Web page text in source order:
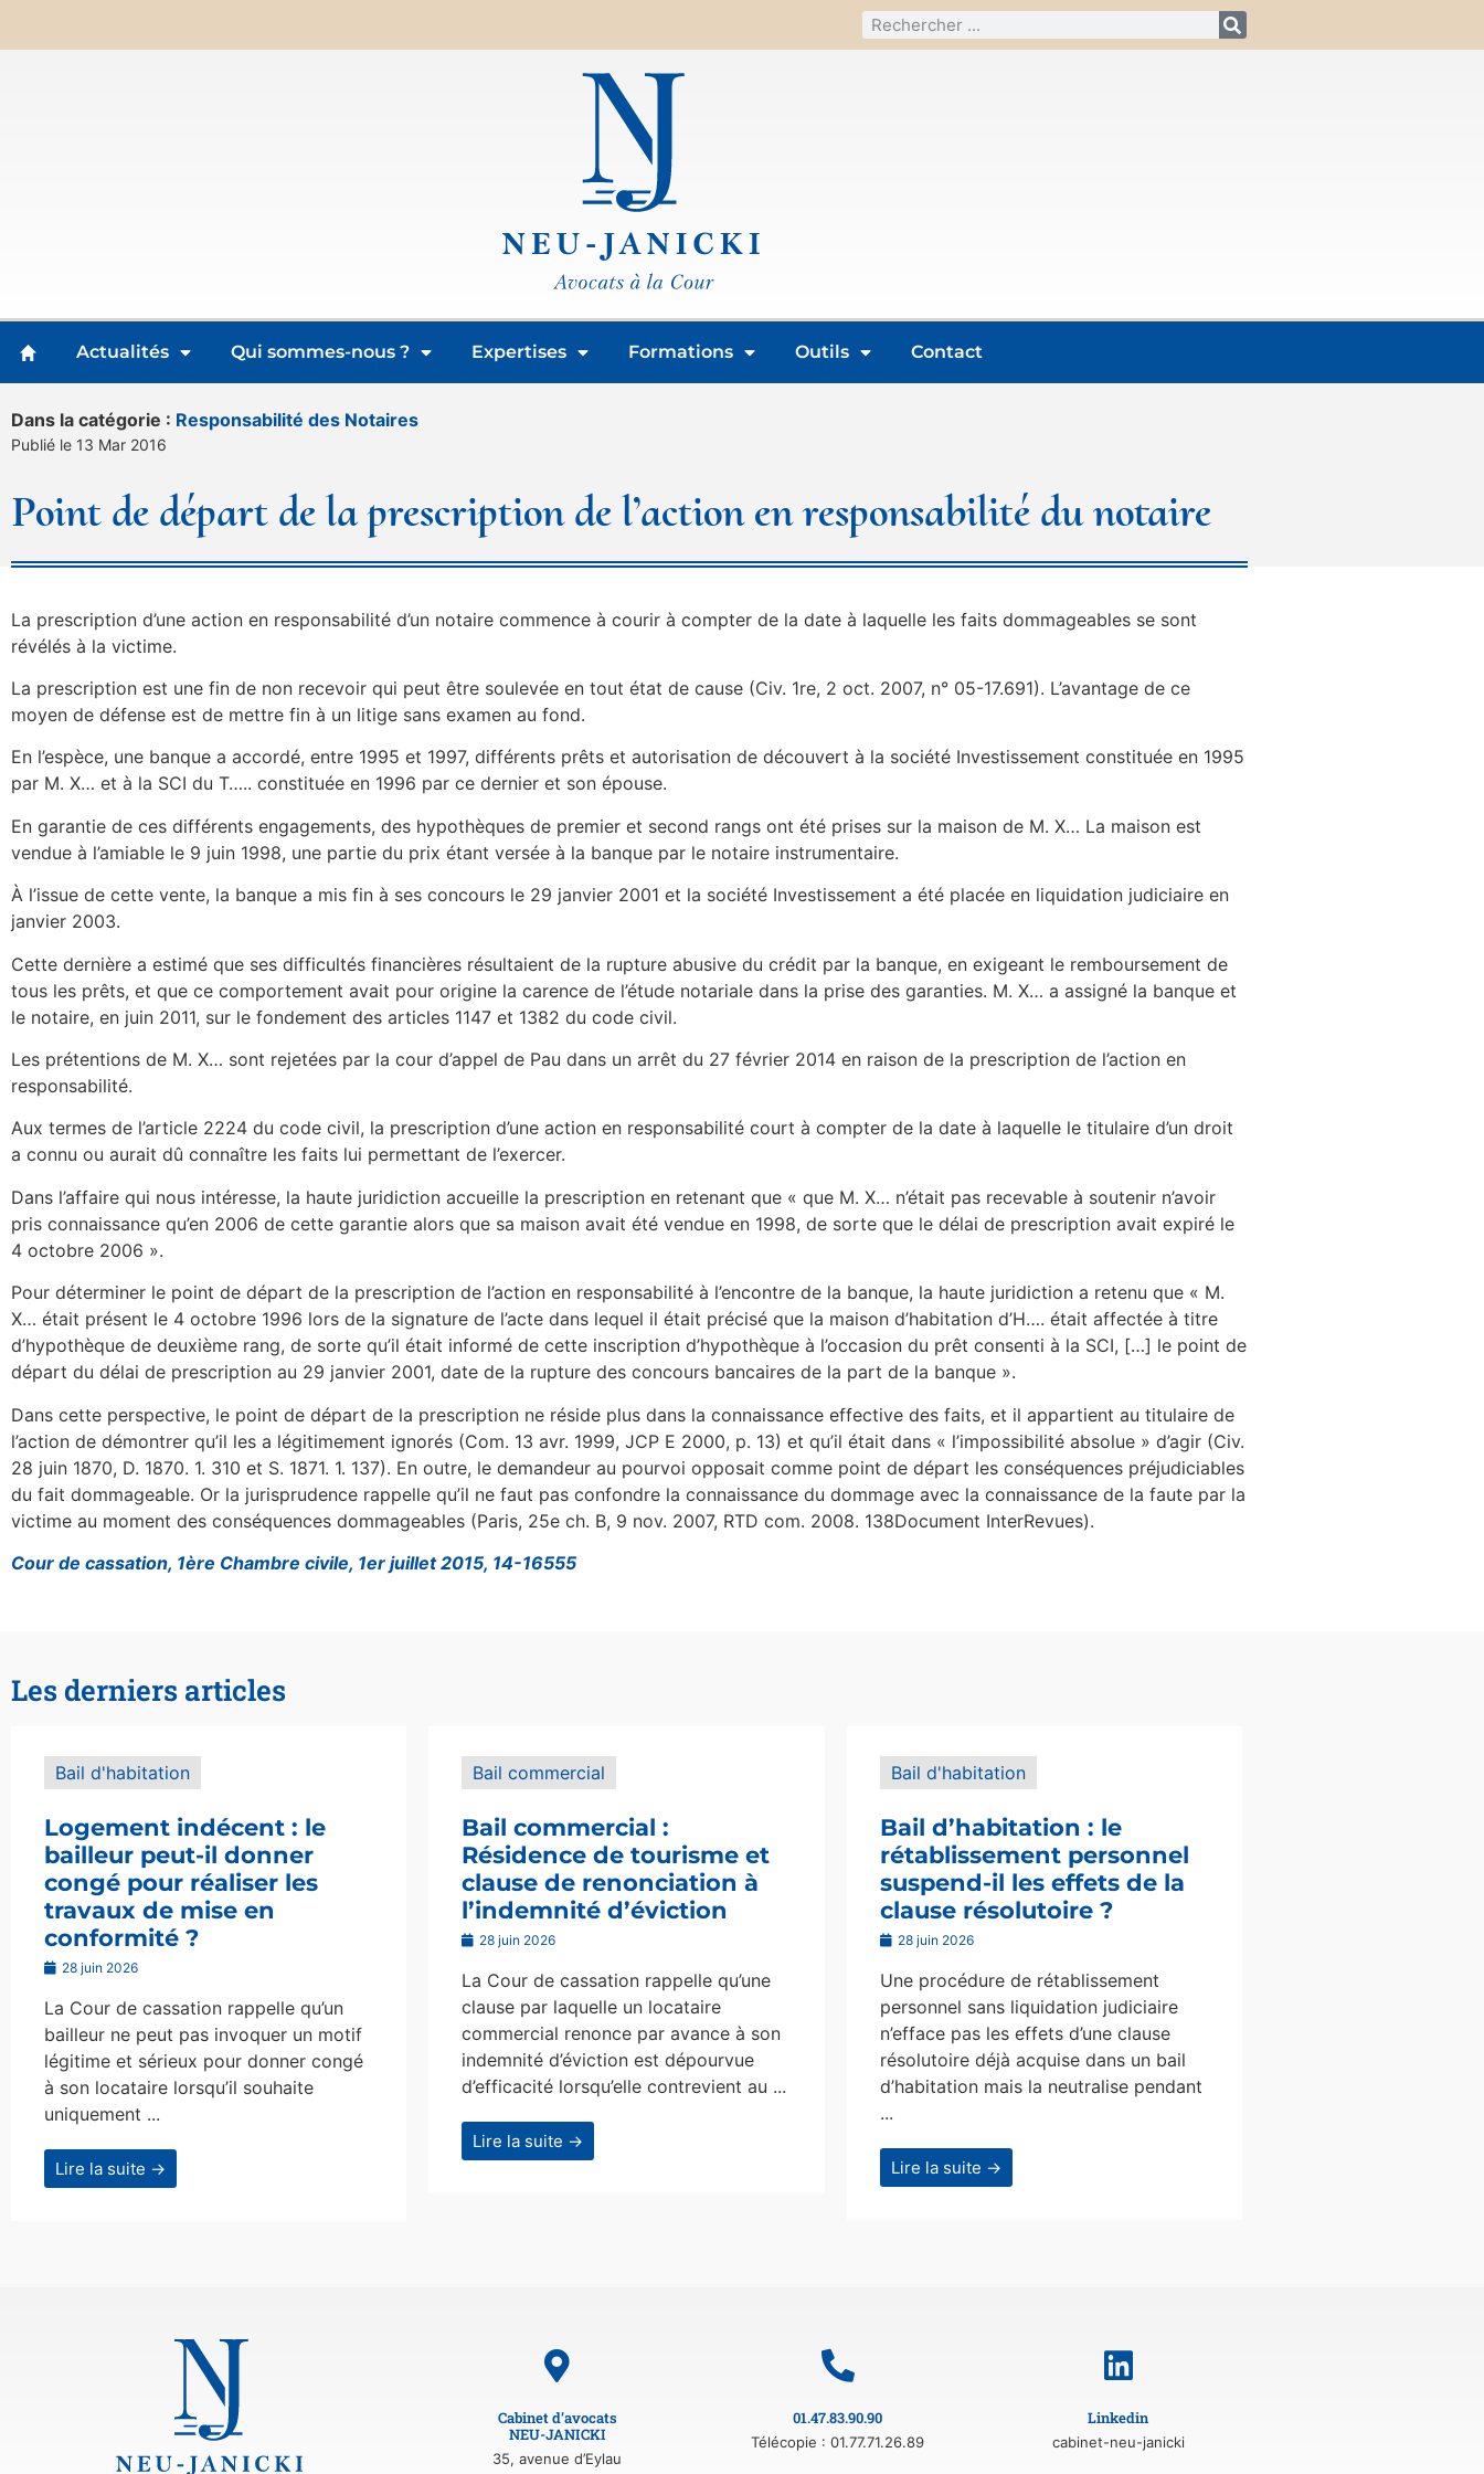
Actualités Qui sommes-nous ? Expertises Formations Outils Contact
Dans la catégorie : Responsabilité des Notaires
Publié le 13 Mar 2016
Point de départ de la prescription de l’action en responsabilité du notaire
La prescription d’une action en responsabilité d’un notaire commence à courir à compter de la date à laquelle les faits dommageables se sont
révélés à la victime.
La prescription est une fin de non recevoir qui peut être soulevée en tout état de cause (Civ. 1re, 2 oct. 2007, n° 05-17.691). L’avantage de ce
moyen de défense est de mettre fin à un litige sans examen au fond.
En l’espèce, une banque a accordé, entre 1995 et 1997, différents prêts et autorisation de découvert à la société Investissement constituée en 1995
par M. X… et à la SCI du T….. constituée en 1996 par ce dernier et son épouse.
En garantie de ces différents engagements, des hypothèques de premier et second rangs ont été prises sur la maison de M. X… La maison est
vendue à l’amiable le 9 juin 1998, une partie du prix étant versée à la banque par le notaire instrumentaire.
À l’issue de cette vente, la banque a mis fin à ses concours le 29 janvier 2001 et la société Investissement a été placée en liquidation judiciaire en
janvier 2003.
Cette dernière a estimé que ses difficultés financières résultaient de la rupture abusive du crédit par la banque, en exigeant le remboursement de
tous les prêts, et que ce comportement avait pour origine la carence de l’étude notariale dans la prise des garanties. M. X… a assigné la banque et
le notaire, en juin 2011, sur le fondement des articles 1147 et 1382 du code civil.
Les prétentions de M. X… sont rejetées par la cour d’appel de Pau dans un arrêt du 27 février 2014 en raison de la prescription de l’action en
responsabilité.
Aux termes de l’article 2224 du code civil, la prescription d’une action en responsabilité court à compter de la date à laquelle le titulaire d’un droit
a connu ou aurait dû connaître les faits lui permettant de l’exercer.
Dans l’affaire qui nous intéresse, la haute juridiction accueille la prescription en retenant que « que M. X… n’était pas recevable à soutenir n’avoir
pris connaissance qu’en 2006 de cette garantie alors que sa maison avait été vendue en 1998, de sorte que le délai de prescription avait expiré le
4 octobre 2006 ».
Pour déterminer le point de départ de la prescription de l’action en responsabilité à l’encontre de la banque, la haute juridiction a retenu que « M.
X… était présent le 4 octobre 1996 lors de la signature de l’acte dans lequel il était précisé que la maison d’habitation d’H…. était affectée à titre
d’hypothèque de deuxième rang, de sorte qu’il était informé de cette inscription d’hypothèque à l’occasion du prêt consenti à la SCI, […] le point de
départ du délai de prescription au 29 janvier 2001, date de la rupture des concours bancaires de la part de la banque ».
Dans cette perspective, le point de départ de la prescription ne réside plus dans la connaissance effective des faits, et il appartient au titulaire de
l’action de démontrer qu’il les a légitimement ignorés (Com. 13 avr. 1999, JCP E 2000, p. 13) et qu’il était dans « l’impossibilité absolue » d’agir (Civ.
28 juin 1870, D. 1870. 1. 310 et S. 1871. 1. 137). En outre, le demandeur au pourvoi opposait comme point de départ les conséquences préjudiciables
du fait dommageable. Or la jurisprudence rappelle qu’il ne faut pas confondre la connaissance du dommage avec la connaissance de la faute par la
victime au moment des conséquences dommageables (Paris, 25e ch. B, 9 nov. 2007, RTD com. 2008. 138Document InterRevues).
Cour de cassation, 1ère Chambre civile, 1er juillet 2015, 14-16555
Les derniers articles
Bail d'habitation
Logement indécent : le
bailleur peut-il donner
congé pour réaliser les
travaux de mise en
conformité ?
28 juin 2026
La Cour de cassation rappelle qu’un
bailleur ne peut pas invoquer un motif
légitime et sérieux pour donner congé
à son locataire lorsqu’il souhaite
uniquement ...
Lire la suite →
Bail commercial
Bail commercial :
Résidence de tourisme et
clause de renonciation à
l’indemnité d’éviction
28 juin 2026
La Cour de cassation rappelle qu’une
clause par laquelle un locataire
commercial renonce par avance à son
indemnité d’éviction est dépourvue
d’efficacité lorsqu’elle contrevient au ...
Lire la suite →
Bail d'habitation
Bail d’habitation : le
rétablissement personnel
suspend-il les effets de la
clause résolutoire ?
28 juin 2026
Une procédure de rétablissement
personnel sans liquidation judiciaire
n’efface pas les effets d’une clause
résolutoire déjà acquise dans un bail
d’habitation mais la neutralise pendant
...
Lire la suite →
Cabinet d’avocats
NEU-JANICKI
35, avenue d’Eylau
01.47.83.90.90
Télécopie : 01.77.71.26.89
Linkedin
cabinet-neu-janicki